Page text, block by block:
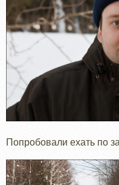
Попробовали ехать по